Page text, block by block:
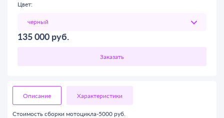
Цвет:
135 000 руб.
Описание Характеристики
Стоимость сборки мотоцикла-5000 руб.